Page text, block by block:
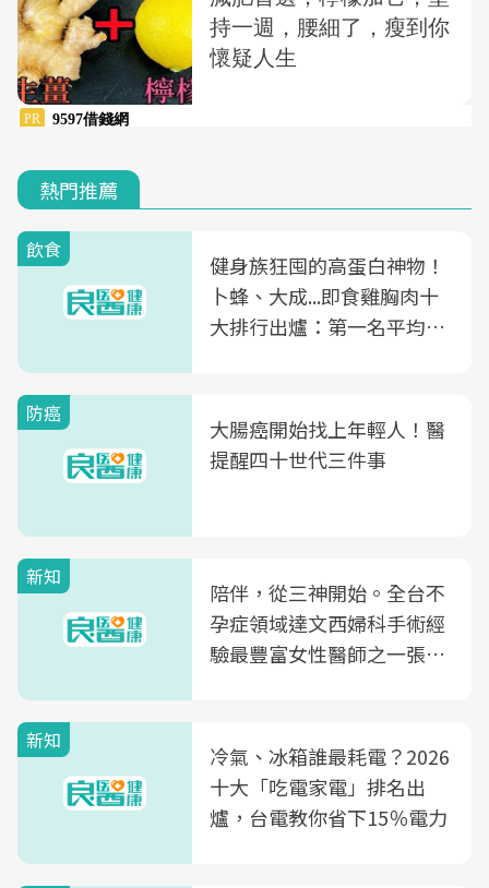
熱門推薦
飲食
健身族狂囤的高蛋白神物！
卜蜂、大成...即食雞胸肉十
大排行出爐：第一名平均一
防癌
大腸癌開始找上年輕人！醫
提醒四十世代三件事
新知
陪伴，從三神開始。全台不
孕症領域達文西婦科手術經
驗最豐富女性醫師之一張永
光田醫院建構360度女性健
康照護生態圈
新知
冷氣、冰箱誰最耗電？2026
十大「吃電家電」排名出
爐，台電教你省下15％電力